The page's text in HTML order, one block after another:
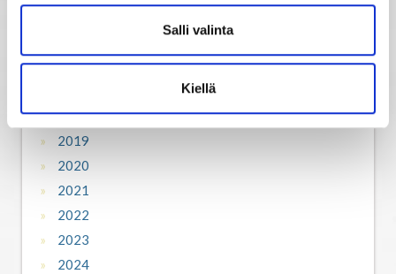
Salli valinta
Kiellä
2016
2018
2019
2020
2021
2022
2023
2024